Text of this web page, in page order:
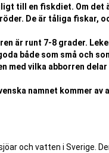
till en fiskdiet. Om det
De är tåliga fiskar,
är runt 7-8 grader.
både som små och
med vilka abborren
namnet kommer
och vatten i Sverige.